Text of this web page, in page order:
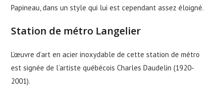
Papineau, dans un style qui lui est cependant assez éloigné.
Station de métro Langelier
L’œuvre d’art en acier inoxydable de cette station de métro
est signée de l’artiste québécois Charles Daudelin (1920-
2001).